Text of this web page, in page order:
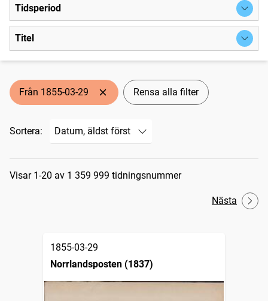
Tidsperiod
Titel
Från 1855-03-29 Rensa alla filter
Sortera:
Sökresultat
Visar 1-20 av 1 359 999 tidningsnummer
Nästa
1855-03-29
Norrlandsposten (1837)